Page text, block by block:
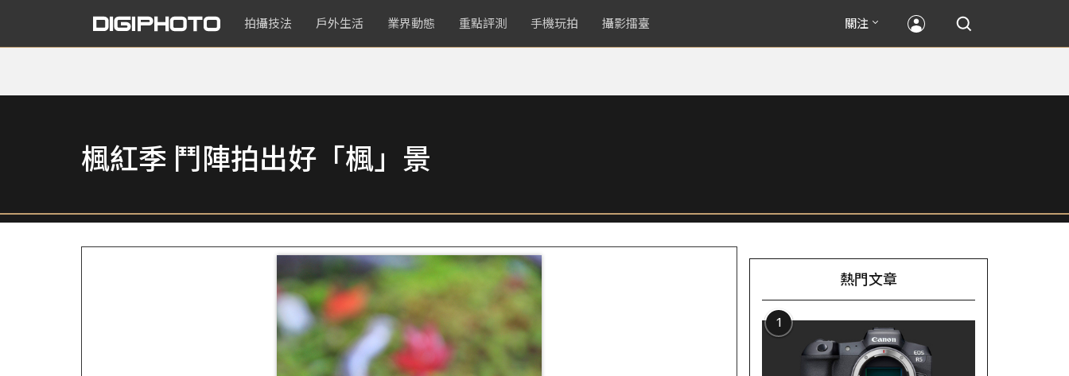
拍攝技法 戶外生活 業界動態 重點評測 手機玩拍 攝影擂臺 關注
楓紅季 鬥陣拍出好「楓」景
熱門文章
1